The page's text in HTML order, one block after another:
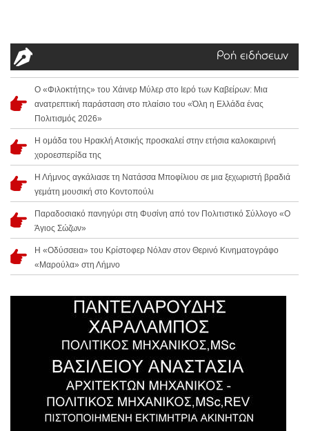
Ροή ειδήσεων
Ο «Φιλοκτήτης» του Χάινερ Μύλερ στο Ιερό των Καβείρων: Μια
ανατρεπτική παράσταση στο πλαίσιο του «Όλη η Ελλάδα ένας
Πολιτισμός 2026»
Η ομάδα του Ηρακλή Ατσικής προσκαλεί στην ετήσια καλοκαιρινή
χοροεσπερίδα της
Η Λήμνος αγκάλιασε τη Νατάσσα Μποφίλιου σε μια ξεχωριστή βραδιά
γεμάτη μουσική στο Κοντοπούλι
Παραδοσιακό πανηγύρι στη Φυσίνη από τον Πολιτιστικό Σύλλογο «Ο
Άγιος Σώζων»
Η «Οδύσσεια» του Κρίστοφερ Νόλαν στον Θερινό Κινηματογράφο
«Μαρούλα» στη Λήμνο